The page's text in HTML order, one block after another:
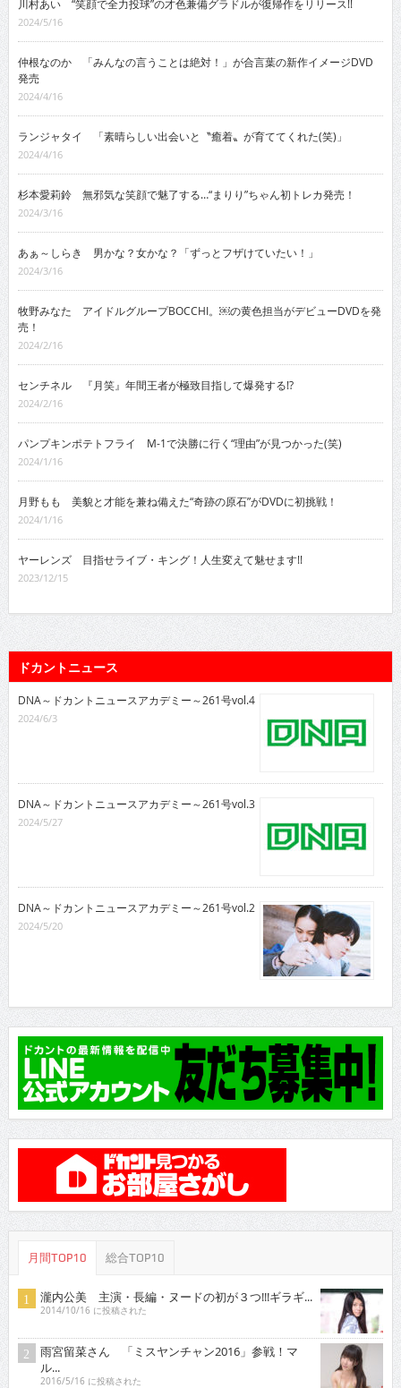
川村あい “笑顔で全力投球”の才色兼備グラドルが復帰作をリリース!!
2024/5/16
仲根なのか 「みんなの言うことは絶対！」が合言葉の新作イメージDVD
発売
2024/4/16
ランジャタイ 「素晴らしい出会いと〝癒着〟が育ててくれた(笑)」
2024/4/16
杉本愛莉鈴 無邪気な笑顔で魅了する…“まりり”ちゃん初トレカ発売！
2024/3/16
あぁ～しらき 男かな？女かな？「ずっとフザけていたい！」
2024/3/16
牧野みなた アイドルグループBOCCHI。￼の黄色担当がデビューDVDを発
売！
2024/2/16
センチネル 『月笑』年間王者が極致目指して爆発する!?
2024/2/16
パンプキンポテトフライ M-1で決勝に行く“理由”が見つかった(笑)
2024/1/16
月野もも 美貌と才能を兼ね備えた“奇跡の原石”がDVDに初挑戦！
2024/1/16
ヤーレンズ 目指せライブ・キング！人生変えて魅せます!!
2023/12/15
ドカントニュース
DNA～ドカントニュースアカデミー～261号vol.4
2024/6/3
DNA～ドカントニュースアカデミー～261号vol.3
2024/5/27
DNA～ドカントニュースアカデミー～261号vol.2
2024/5/20
月間TOP10 総合TOP10
瀧内公美 主演・長編・ヌードの初が３つ!!!ギラギ...
2014/10/16 に投稿された
雨宮留菜さん 「ミスヤンチャン2016」参戦！マ
ル...
2016/5/16 に投稿された